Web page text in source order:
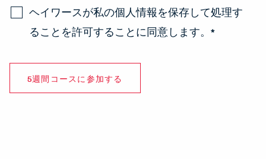
ヘイワースが私の個人情報を保存して処理す
ることを許可することに同意します。 *